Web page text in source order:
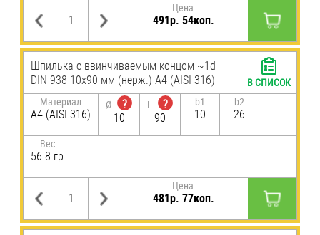
Цена:
491р. 54коп.
Шпилька c ввинчиваемым концом ~1d
DIN 938 10х90 мм (нерж.) A4 (AISI 316)
Материал
A4 (AISI 316)
Ø
?
10
L
?
90
b1
10
b2
26
Вес:
56.8 гр.
Цена:
481р. 77коп.
В СПИСОК